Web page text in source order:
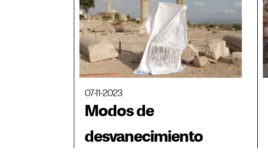
07-11-2023
Modos de
desvanecimiento